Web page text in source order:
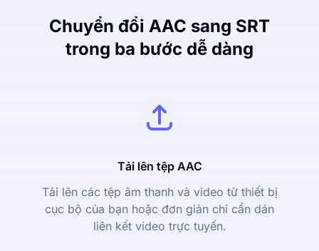
Chuyển đổi AAC sang SRT
trong ba bước dễ dàng
Tải lên tệp AAC
Tải lên các tệp âm thanh và video từ thiết bị
cục bộ của bạn hoặc đơn giản chỉ cần dán
liên kết video trực tuyến.